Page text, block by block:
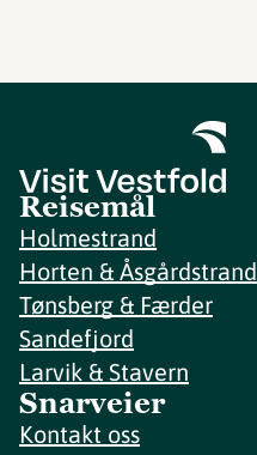
Reisemål
Holmestrand
Horten & Åsgårdstrand
Tønsberg & Færder
Sandefjord
Larvik & Stavern
Snarveier
Kontakt oss